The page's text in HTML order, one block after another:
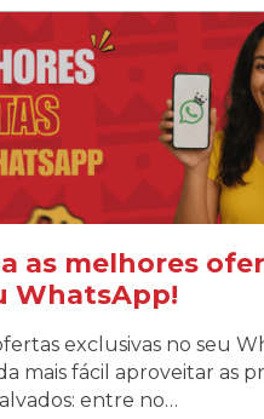
as melhores
WhatsApp!
exclusivas no seu
mais fácil aproveitar as
entre no…